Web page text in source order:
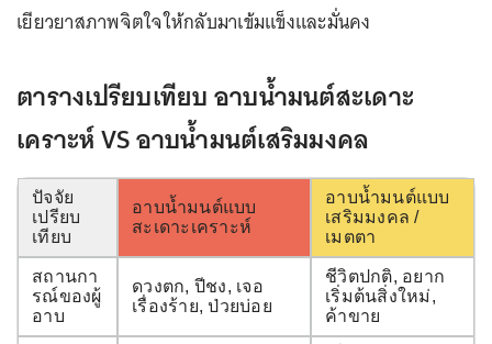
เยียวยาสภาพจิตใจให้กลับมาเข้มแข็งและมั่นคง
ตารางเปรียบเทียบ อาบน้ำมนต์สะเดาะ
เคราะห์ VS อาบน้ำมนต์เสริมมงคล
ปัจจัย
เปรียบ
เทียบ
อาบน้ำมนต์แบบ
สะเดาะเคราะห์
อาบน้ำมนต์แบบ
เสริมมงคล /
เมตตา
สถานกา
รณ์ของผู้
อาบ
ดวงตก, ปีชง, เจอ
เรื่องร้าย, ป่วยบ่อย
ชีวิตปกติ, อยาก
เริ่มต้นสิ่งใหม่,
ค้าขาย